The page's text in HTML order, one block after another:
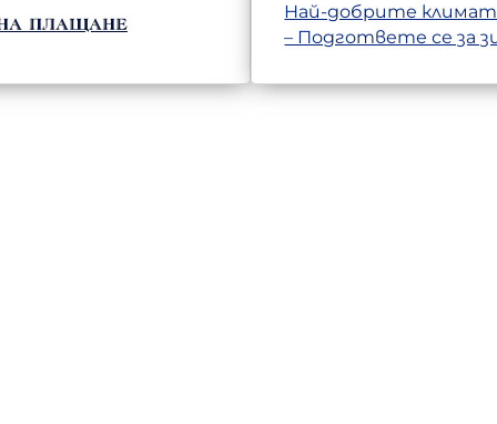
плащане
Най-добрите
– Подгответе се за